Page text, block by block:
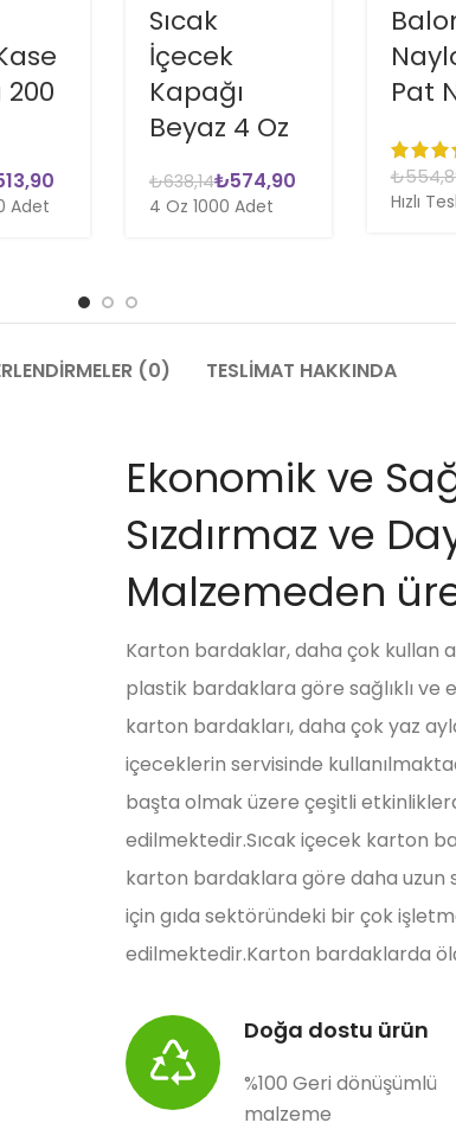
200
Adet
Sıcak
İçecek
Kapağı
Beyaz 4 Oz
₺638,14₺574,90
4 Oz 1000 Adet
Pat
₺
Hızlı
(0) TESLIMAT HAKKINDA
Ekonomik ve
Sızdırmaz ve
Malzemeden
Karton bardaklar, daha çok kullan
plastik bardaklara göre sağlıklı ve
karton bardakları, daha çok yaz
içeceklerin servisinde
başta olmak üzere çeşitli
edilmektedir.Sıcak içecek karton
karton bardaklara göre daha uzun
için gıda sektöründeki bir çok
edilmektedir.Karton bardaklarda
Doğa dostu ürün
%100 Geri dönüşümlü
malzeme